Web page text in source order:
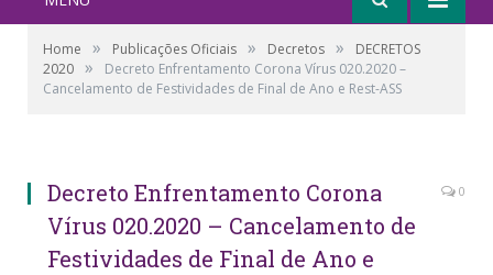
Home » Publicações Oficiais » Decretos »
DECRETOS
2020 »
Decreto Enfrentamento Corona Vírus 020.2020 –
Cancelamento de Festividades de Final de Ano e Rest-ASS
Decreto Enfrentamento Corona
Vírus 020.2020 – Cancelamento de
Festividades de Final de Ano e
0